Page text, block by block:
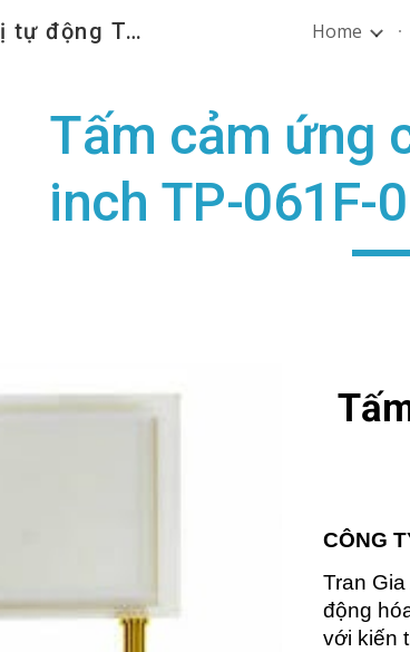
Skip to main content
Nhà phân phối thiết bị tự động Trần Gia Home
Tấm cảm ứng
inch TP-061F-
CÔNG
Tran
động
với kiến